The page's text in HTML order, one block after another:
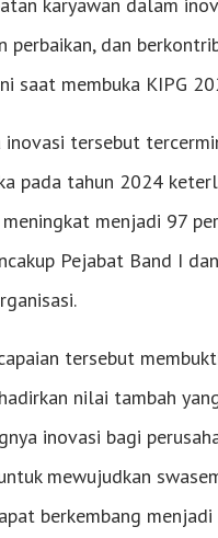
perbaikan, dan
saat membuka KIPG
inovasi tersebut
pada tahun 2024
menjadi 97
Pejabat Band I
tersebut
nilai tambah
inovasi bagi
mewujudkan
berkembang